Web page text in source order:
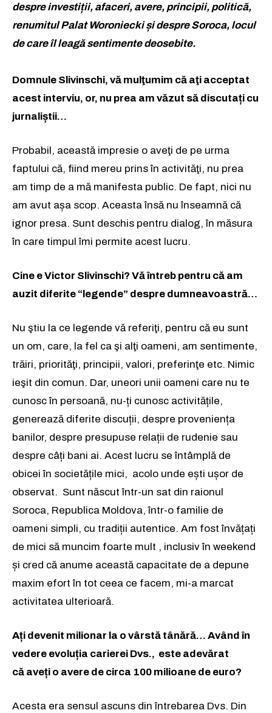
despre investiții, afaceri, avere, principii, politică,
renumitul Palat Woroniecki și despre Soroca, locul
de care îl leagă sentimente deosebite.
Domnule Slivinschi, vă mulţumim că aţi acceptat
acest interviu, or, nu prea am văzut să discutați cu
jurnaliștii…
Probabil, această impresie o aveţi de pe urma
faptului că, fiind mereu prins în activităţi, nu prea
am timp de a mă manifesta public. De fapt, nici nu
am avut așa scop. Aceasta însă nu înseamnă că
ignor presa. Sunt deschis pentru dialog, în măsura
în care timpul îmi permite acest lucru.
Cine e Victor Slivinschi? Vă întreb pentru că am
auzit diferite “legende” despre dumneavoastră…
Nu ştiu la ce legende vă referiţi, pentru că eu sunt
un om, care, la fel ca şi alţi oameni, am sentimente,
trăiri, priorităţi, principii, valori, preferinţe etc. Nimic
ieşit din comun. Dar, uneori unii oameni care nu te
cunosc în persoană, nu-ți cunosc activitățile,
generează diferite discuții, despre proveniența
banilor, despre presupuse relații de rudenie sau
despre câți bani ai. Acest lucru se întâmplă de
obicei în societățile mici, acolo unde ești ușor de
observat. Sunt născut într-un sat din raionul
Soroca, Republica Moldova, într-o familie de
oameni simpli, cu tradiții autentice. Am fost învățați
de mici să muncim foarte mult , inclusiv în weekend
și cred că anume această capacitate de a depune
maxim efort în tot ceea ce facem, mi-a marcat
activitatea ulterioară.
Ați devenit milionar la o vârstă tânără… Având în
vedere evoluția carierei Dvs., este adevărat
că aveți o avere de circa 100 milioane de euro?
Acesta era sensul ascuns din întrebarea Dvs. Din